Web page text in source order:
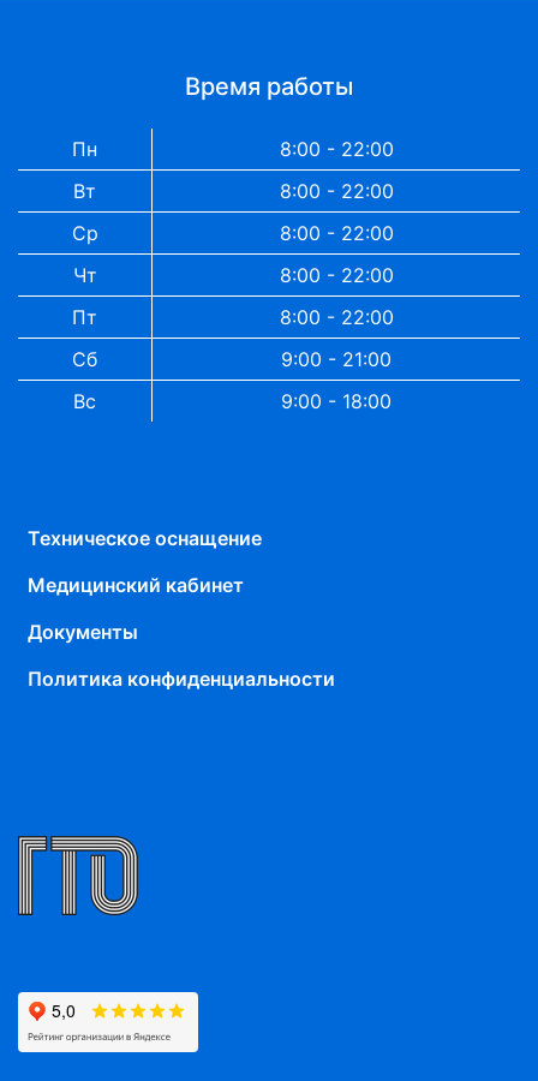
Время работы
Пн
8:00 - 22:00
Вт
8:00 - 22:00
Ср
8:00 - 22:00
Чт
8:00 - 22:00
Пт
8:00 - 22:00
Сб
9:00 - 21:00
Вс
9:00 - 18:00
Техническое оснащение
Медицинский кабинет
Документы
Политика конфиденциальности